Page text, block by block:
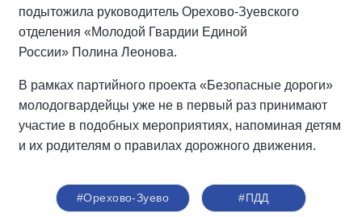
подытожила руководитель Орехово-Зуевского
отделения «Молодой Гвардии Единой
России» Полина Леонова.
В рамках партийного проекта «Безопасные дороги»
молодогвардейцы уже не в первый раз принимают
участие в подобных мероприятиях, напоминая детям
и их родителям о правилах дорожного движения.
#Орехово-Зуево #ПДД